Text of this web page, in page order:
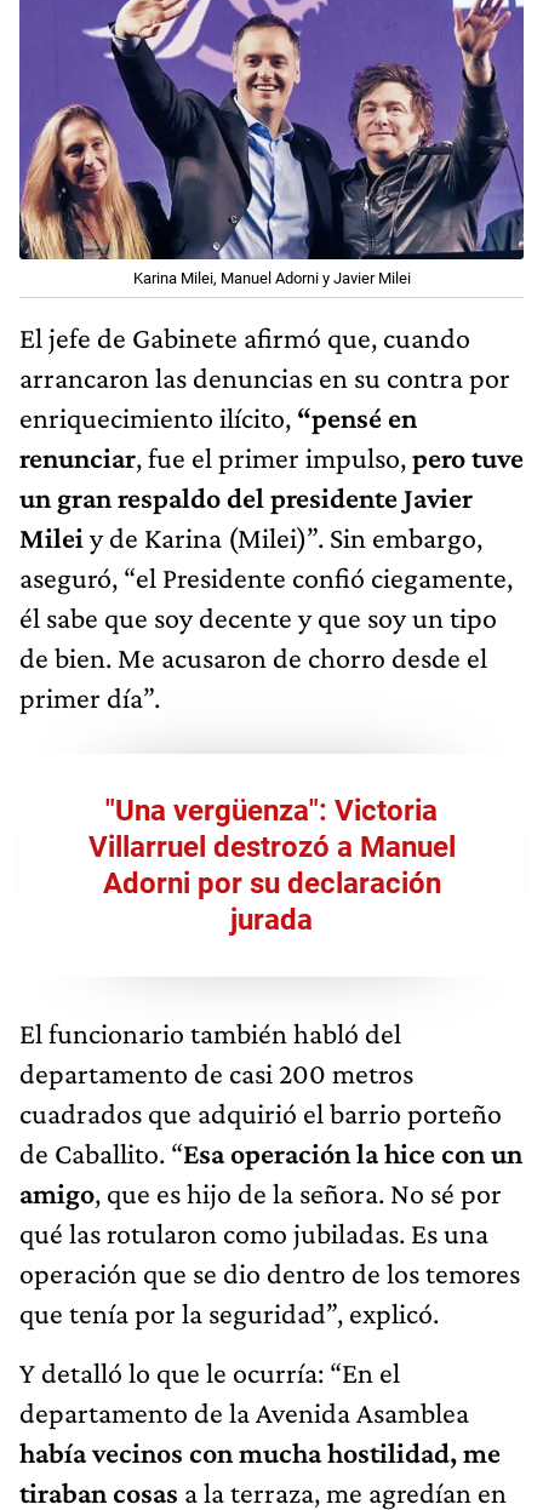
Karina Milei, Manuel Adorni y Javier Milei
El jefe de Gabinete afirmó que, cuando
arrancaron las denuncias en su contra por
enriquecimiento ilícito, “pensé en
renunciar, fue el primer impulso,pero tuve
un gran respaldo del presidente Javier
Milei y de Karina (Milei)”. Sin embargo,
aseguró, “el Presidente confió ciegamente,
él sabe que soy decente y que soy un tipo
de bien. Me acusaron de chorro desde el
primer día”.
"Una vergüenza": Victoria
Villarruel destrozó a Manuel
Adorni por su declaración
jurada
El funcionario también habló del
departamento de casi 200 metros
cuadrados que adquirió el barrio porteño
de Caballito. “Esa operación la hice con un
amigo, que es hijo de la señora. No sé por
qué las rotularon como jubiladas. Es una
operación que se dio dentro de los temores
que tenía por la seguridad”, explicó.
Y detalló lo que le ocurría: “En el
departamento de la Avenida Asamblea
había vecinos con mucha hostilidad, me
tiraban cosas a la terraza, me agredían en